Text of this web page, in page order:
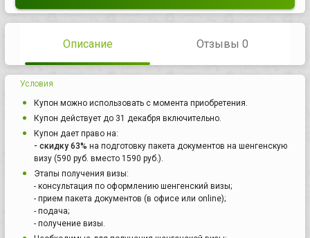
Описание Отзывы 0
Условия
Купон можно использовать с момента приобретения.
Купон действует до 31 декабря включительно.
Купон дает право на:
- скидку 63% на подготовку пакета документов на шенгенскую
визу (590 руб. вместо 1590 руб.).
Этапы получения визы:
- консультация по оформлению шенгенский визы;
- прием пакета документов (в офисе или online);
- подача;
- получение визы.